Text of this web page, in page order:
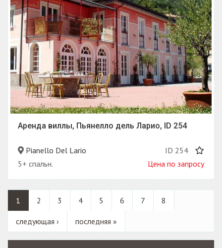
Аренда виллы, Пьянелло дель Ларио, ID 254
Pianello Del Lario
ID 254
5+ спальн.
Цена по запросу
1 2 3 4 5 6 7 8
следующая › последняя »